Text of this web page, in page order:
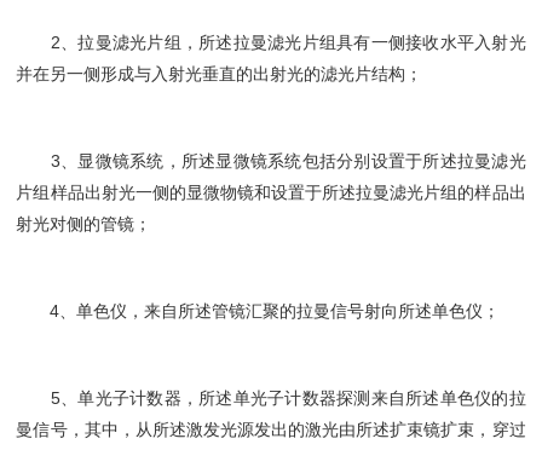
2、拉曼滤光片组，所述拉曼滤光片组具有一侧接收水平入射光
并在另一侧形成与入射光垂直的出射光的滤光片结构；
3、显微镜系统，所述显微镜系统包括分别设置于所述拉曼滤光
片组样品出射光一侧的显微物镜和设置于所述拉曼滤光片组的样品出
射光对侧的管镜；
4、单色仪，来自所述管镜汇聚的拉曼信号射向所述单色仪；
5、单光子计数器，所述单光子计数器探测来自所述单色仪的拉
曼信号，其中，从所述激发光源发出的激光由所述扩束镜扩束，穿过